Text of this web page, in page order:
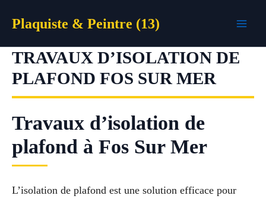
Plaquiste & Peintre (13)
TRAVAUX D’ISOLATION DE
PLAFOND FOS SUR MER
Travaux d’isolation de
plafond à Fos Sur Mer
L’isolation de plafond est une solution efficace pour